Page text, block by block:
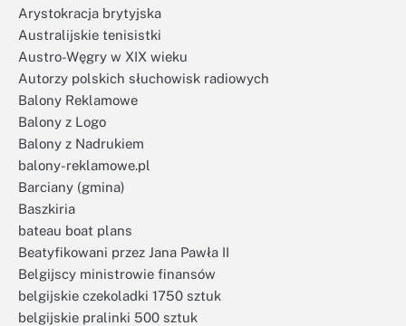
Arystokracja brytyjska
Australijskie tenisistki
Austro-Węgry w XIX wieku
Autorzy polskich słuchowisk radiowych
Balony Reklamowe
Balony z Logo
Balony z Nadrukiem
balony-reklamowe.pl
Barciany (gmina)
Baszkiria
bateau boat plans
Beatyfikowani przez Jana Pawła II
Belgijscy ministrowie finansów
belgijskie czekoladki 1750 sztuk
belgijskie pralinki 500 sztuk